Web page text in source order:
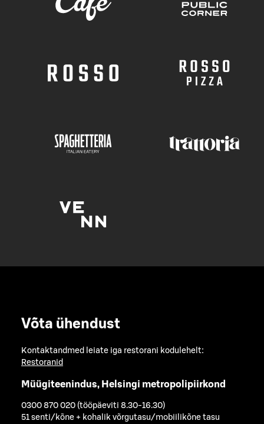
Võta ühendust
Kontaktandmed leiate iga restorani kodulehelt:
Restoranid
Müügiteenindus, Helsingi metropolipiirkond
0300 870 020 (tööpäeviti 8.30-16.30)
51 senti/kõne + kohalik võrgutasu/mobiilikõne tasu